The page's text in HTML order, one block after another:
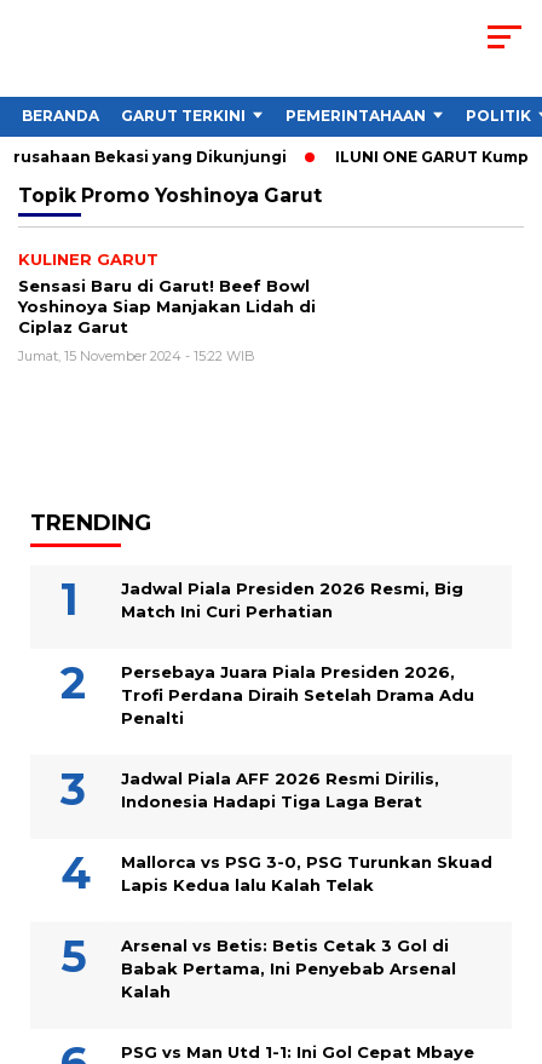
BERANDA GARUT TERKINI PEMERINTAHAAN POLITIK
Bekasi yang Dikunjungi ILUNI ONE GARUT
Topik Promo Yoshinoya Garut
KULINER GARUT
Sensasi Baru di Garut! Beef Bowl
Yoshinoya Siap Manjakan Lidah di
Ciplaz Garut
Jumat, 15 November 2024 - 15:22 WIB
TRENDING
Jadwal Piala Presiden 2026 Resmi, Big
Match Ini Curi Perhatian
Persebaya Juara Piala Presiden 2026,
Trofi Perdana Diraih Setelah Drama Adu
Penalti
Jadwal Piala AFF 2026 Resmi Dirilis,
Indonesia Hadapi Tiga Laga Berat
Mallorca vs PSG 3-0, PSG Turunkan Skuad
Lapis Kedua lalu Kalah Telak
Arsenal vs Betis: Betis Cetak 3 Gol di
Babak Pertama, Ini Penyebab Arsenal
Kalah
PSG vs Man Utd 1-1: Ini Gol Cepat Mbaye